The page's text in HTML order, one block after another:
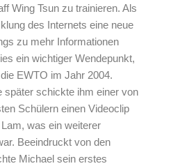
Wing Tsun zu trainieren. Als
des Internets eine neue
zu mehr Informationen
ein wichtiger Wendepunkt,
EWTO im Jahr 2004.
später schickte ihm einer von
Schülern einen Videoclip
was ein weiterer
Beeindruckt von den
Michael sein erstes